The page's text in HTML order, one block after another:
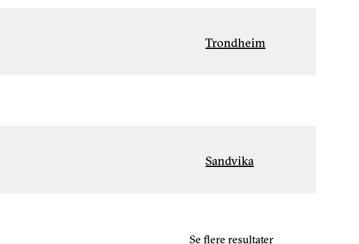
Trondheim
Sandvika
Se flere resultater